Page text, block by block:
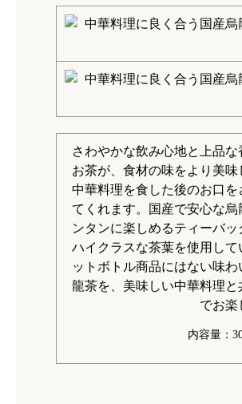
さわやかな飲み心地と上品
お茶が、食材の味をより美味
中華料理を食した後のお口
てくれます。国産で安心な烏
ンタンに楽しめるティーバッ
ハイクラスな茶葉を使用し
ットボトル商品にはない味
龍茶を、美味しい中華料理と
でお楽
内容量：